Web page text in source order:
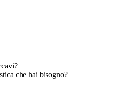
che hai bisogno?